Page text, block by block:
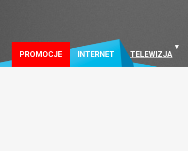
PROMOCJE INTERNET TELEWIZJA